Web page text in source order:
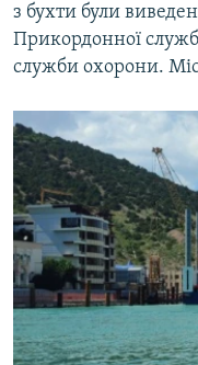
з бухти були
Прикордонної
служби охорони.